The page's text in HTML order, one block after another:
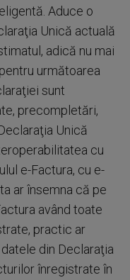
Aduce o
Unică actuală
adică nu mai
următoarea
sunt
precompletări,
Unică
cu
e-Factura, cu e-
ar însemna că pe
având toate
practic ar
din Declaraţia
înregistrate în